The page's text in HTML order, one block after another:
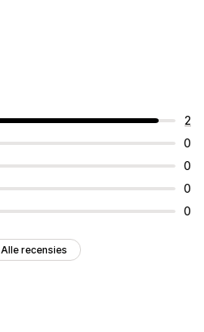
2
0
0
0
0
Alle recensies